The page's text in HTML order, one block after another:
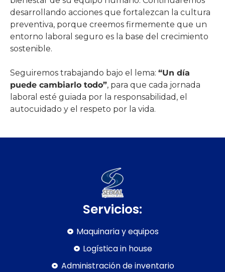
desarrollando acciones que fortalezcan la cultura
preventiva, porque creemos firmemente que un
entorno laboral seguro es la base del crecimiento
sostenible.
Seguiremos trabajando bajo el lema: “Un día
puede cambiarlo todo”, para que cada jornada
laboral esté guiada por la responsabilidad, el
autocuidado y el respeto por la vida.
Servicios:
Maquinaria y equipos
Logística in house
Administración de inventario